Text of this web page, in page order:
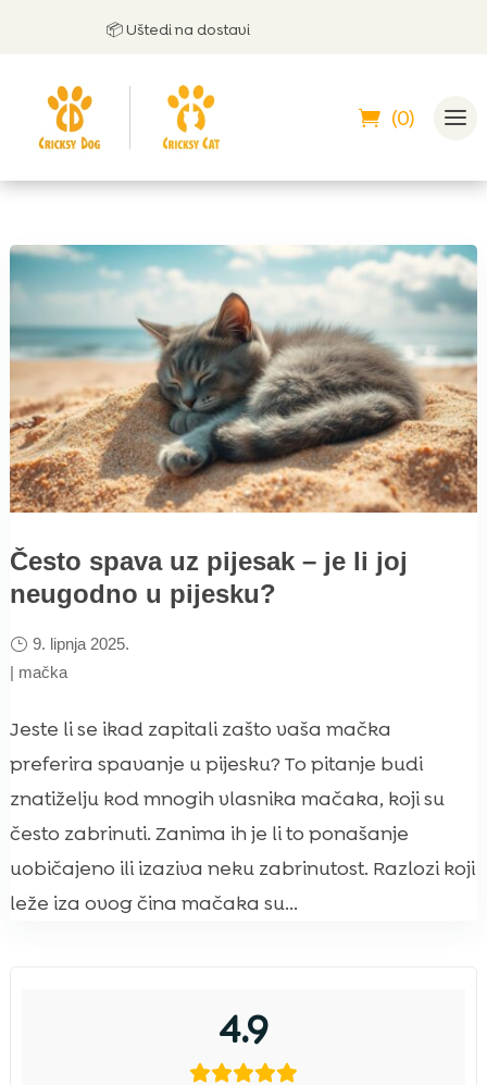
📦 Uštedi na dostavi
(0)
Često spava uz pijesak – je li joj
neugodno u pijesku?
9. lipnja 2025.
| mačka
Jeste li se ikad zapitali zašto vaša mačka
preferira spavanje u pijesku? To pitanje budi
znatiželju kod mnogih vlasnika mačaka, koji su
često zabrinuti. Zanima ih je li to ponašanje
uobičajeno ili izaziva neku zabrinutost. Razlozi koji
leže iza ovog čina mačaka su...
4.9